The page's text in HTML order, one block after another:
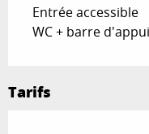
Entrée accessible
WC + barre
Tarifs